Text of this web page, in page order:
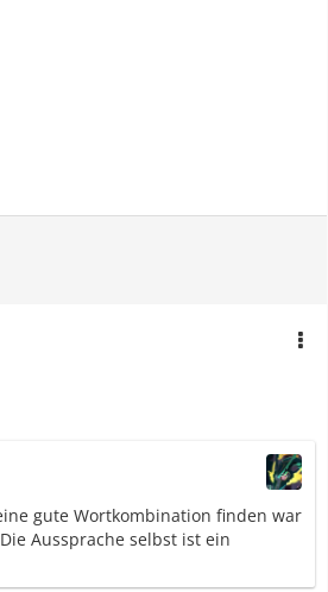
gute Wortkombination finden war
Aussprache selbst ist ein